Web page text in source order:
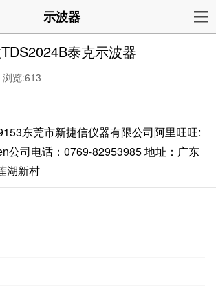
示波器
泰克示波器
览:613
东莞市新捷信仪器有限公司阿里旺旺:
公司电话：0769-82953985 地址：广东
湖新村